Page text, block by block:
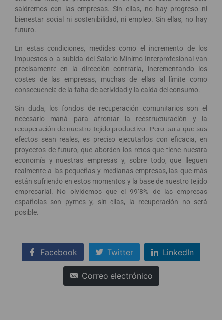
saldremos con las empresas. Sin ellas, no hay progreso ni
bienestar social ni sostenibilidad, ni empleo. Sin ellas, no hay
futuro.
En estas condiciones, medidas como el incremento de los
impuestos o la subida del Salario Mínimo Interprofesional van
precisamente en la dirección contraria, incrementando los
costes de las empresas, muchas de ellas al límite como
consecuencia de la falta de actividad y la caída del consumo.
Sin duda, los fondos de recuperación comunitarios son el
necesario maná para afrontar la reestructuración y la
recuperación de nuestro tejido productivo. Pero para que sus
efectos sean reales, es preciso ejecutarlos con eficacia, en
proyectos de futuro, que aborden los retos que tiene nuestra
economía y nuestras empresas y, sobre todo, que lleguen
realmente a las pequeñas y medianas empresas, las que más
están sufriendo en estos momentos y la base de nuestro tejido
empresarial. No olvidemos que el 99’8% de las empresas
españolas son pymes y, sin ellas, la recuperación no será
posible.
Facebook Twitter LinkedIn
Correo electrónico